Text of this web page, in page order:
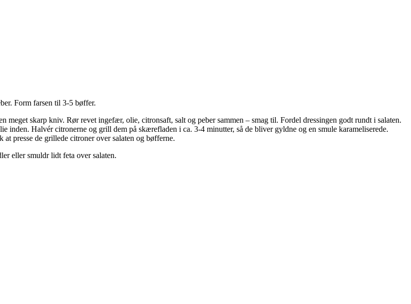
Form farsen til 3-5 bøffer.
skarp kniv. Rør revet ingefær, olie, citronsaft, salt og peber sammen – smag til. Fordel dressingen godt rundt i salaten.
inden. Halvér citronerne og grill dem på skærefladen i ca. 3-4 minutter, så de bliver gyldne og en smule karameliserede.
presse de grillede citroner over salaten og bøfferne.
eller smuldr lidt feta over salaten.